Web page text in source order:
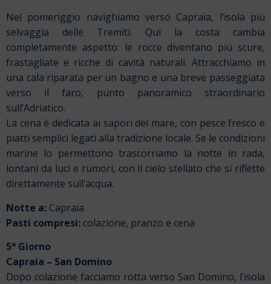
Nel pomeriggio navighiamo verso Capraia, l’isola più
selvaggia delle Tremiti. Qui la costa cambia
completamente aspetto: le rocce diventano più scure,
frastagliate e ricche di cavità naturali. Attracchiamo in
una cala riparata per un bagno e una breve passeggiata
verso il faro, punto panoramico straordinario
sull’Adriatico.
La cena è dedicata ai sapori del mare, con pesce fresco e
piatti semplici legati alla tradizione locale. Se le condizioni
marine lo permettono trascorriamo la notte in rada,
lontani da luci e rumori, con il cielo stellato che si riflette
direttamente sull’acqua.
Notte a: Capraia
Pasti compresi: colazione, pranzo e cena
5° Giorno
Capraia – San Domino
Dopo colazione facciamo rotta verso San Domino, l’isola